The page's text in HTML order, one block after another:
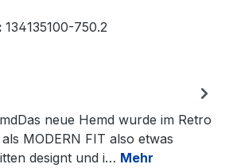
134135100-750.2
neue Hemd wurde im Retro
MODERN FIT also etwas
designt und i… Mehr